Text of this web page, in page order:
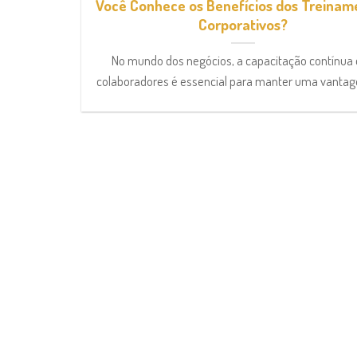
Você Conhece os Benefícios dos
Corporativos?
No mundo dos negócios, a capacitação contínua
colaboradores é essencial para manter uma